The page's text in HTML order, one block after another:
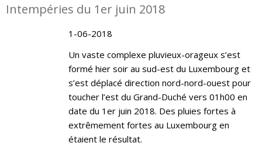
Intempéries du 1er juin 2018
1-06-2018
Un vaste complexe pluvieux-orageux s’est
formé hier soir au sud-est du Luxembourg et
s’est déplacé direction nord-nord-ouest pour
toucher l’est du Grand-Duché vers 01h00 en
date du 1er juin 2018. Des pluies fortes à
extrêmement fortes au Luxembourg en
étaient le résultat.